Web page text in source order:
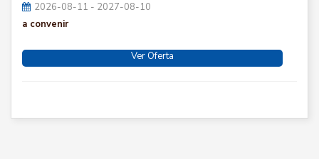
2026-08-11 - 2027-08-10
a convenir
Ver Oferta